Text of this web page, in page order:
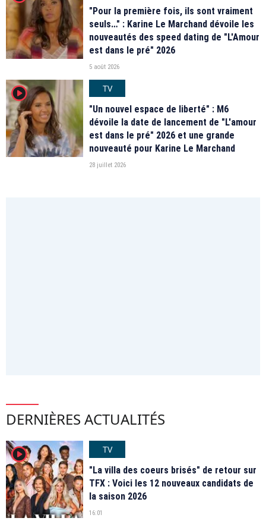
"Pour la première fois, ils sont vraiment
seuls…" : Karine Le Marchand dévoile les
nouveautés des speed dating de "L'Amour
est dans le pré" 2026
5 août 2026
player2
TV
"Un nouvel espace de liberté" : M6
dévoile la date de lancement de "L'amour
est dans le pré" 2026 et une grande
nouveauté pour Karine Le Marchand
28 juillet 2026
DERNIÈRES ACTUALITÉS
player2
TV
"La villa des coeurs brisés" de retour sur
TFX : Voici les 12 nouveaux candidats de
la saison 2026
16:01